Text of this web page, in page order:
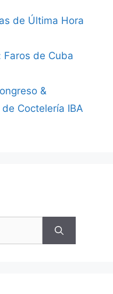
de Última Hora
Faros de Cuba
&
Coctelería IBA